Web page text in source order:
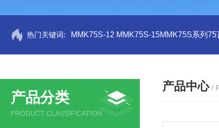
热门关键词: MMK75S-12 MMK75S-15MMK75S系列
产品分类
PRODUCT CLASSIFICATION
产品中心 /